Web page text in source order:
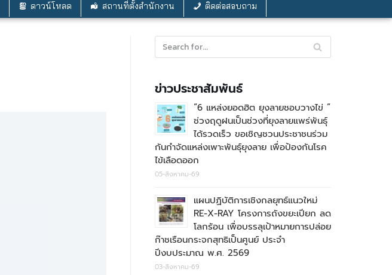
ดาวน์โหลด สถานที่ตั้งสำนักงาน ติดต่อสอบถาม
ข่าวประชาสัมพันธ์
“6 แหล่งยอดฮิต ยุงลายชอบวางไข่ ”
ช่วงฤดูฝนเป็นช่วงที่ยุงลายแพร่พันธุ์
ได้รวดเร็ว ขอเชิญชวนประชาชนร่วม
กันกำจัดแหล่งเพาะพันธุ์ยุงลาย เพื่อป้องกันโรค
ไข้เลือดออก
05-สิงหาคม-69
แผนปฏิบัติการเชิงกลยุทธ์แนวใหม่
RE-X-RAY โครงการถังขยะเปียก ลด
โลกร้อน เพื่อบรรลุเป้าหมายการปล่อย
ก๊าชเรือนกระจกสุทธิเป็นศูนย์ ประจำ
ปีงบประมาณ พ.ศ. 2569
03-สิงหาคม-69